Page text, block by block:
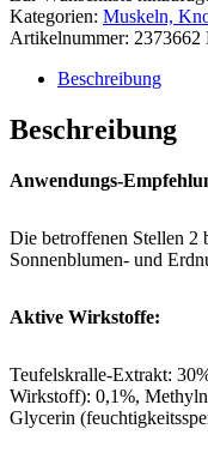
Kategorien: Muskeln,
Artikelnummer: 2373662
Beschreibung
Beschreibung
Anwendungs-
Die betroffenen Stellen 2
Sonnenblumen- und
Aktive Wirkstoffe:
Teufelskralle-Extrakt:
Wirkstoff): 0,1%,
Glycerin